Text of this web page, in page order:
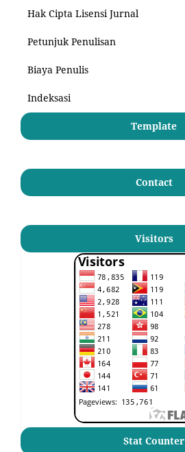
Hak Cipta Lisensi Jurnal
Petunjuk Penulisan
Biaya Penulis
Indeksasi
Template
Contact
Visitors
Stat Counter